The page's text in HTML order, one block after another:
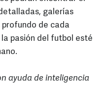
galerías
profundo de cada
pasión del futbol esté
ayuda de inteligencia